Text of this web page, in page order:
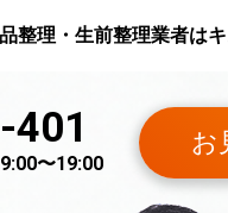
整理・生前整理業者は
401
〜19:00
お